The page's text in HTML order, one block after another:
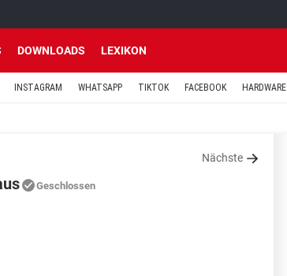
DOWNLOADS LEXIKON
INSTAGRAM WHATSAPP TIKTOK FACEBOOK HARDWARE
Nächste
Geschlossen